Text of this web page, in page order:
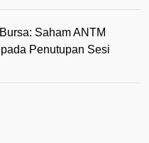
Saham ANTM
Penutupan Sesi